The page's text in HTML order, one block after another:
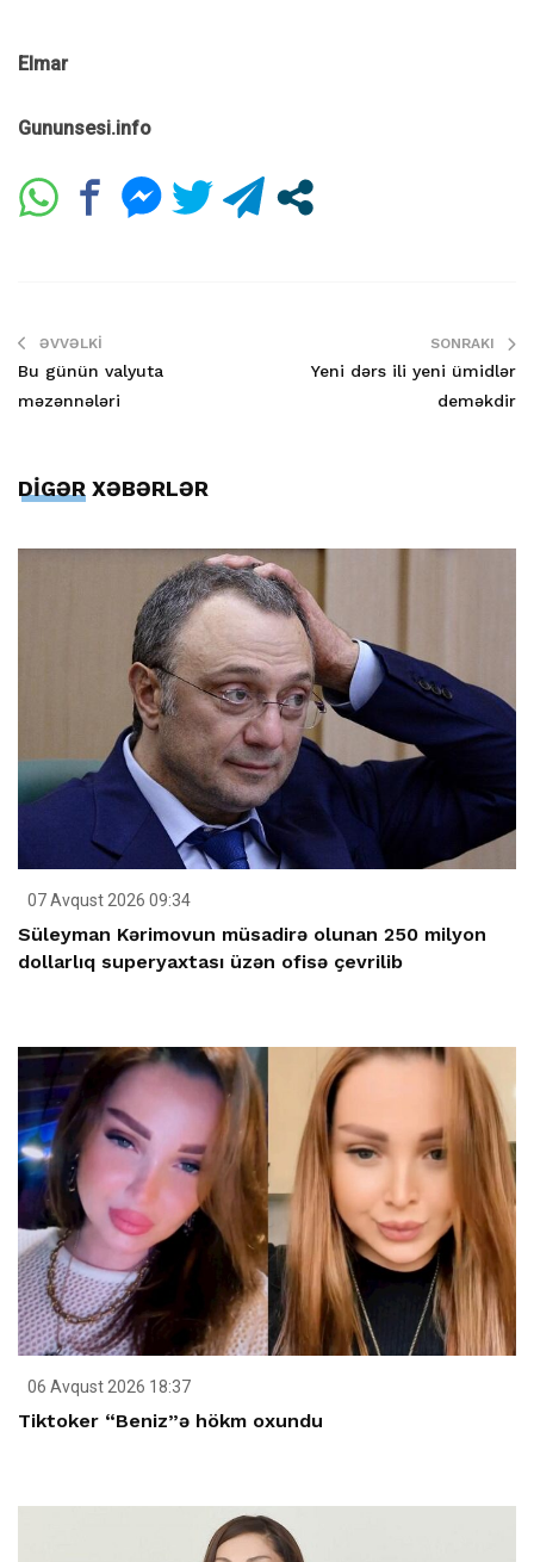
Elmar
Gununsesi.info
ƏVVƏLKI
Bu günün valyuta
məzənnələri
SONRAKI
Yeni dərs ili yeni ümidlər
deməkdir
DİGƏR XƏBƏRLƏR
07 Avqust 2026 09:34
Süleyman Kərimovun müsadirə olunan 250 milyon
dollarlıq superyaxtası üzən ofisə çevrilib
06 Avqust 2026 18:37
Tiktoker “Beniz”ə hökm oxundu